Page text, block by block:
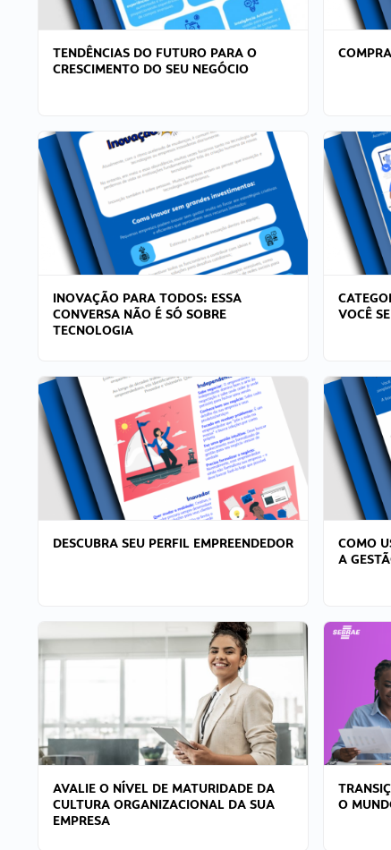
TENDÊNCIAS DO FUTURO PARA O
CRESCIMENTO DO SEU NEGÓCIO
INOVAÇÃO PARA TODOS: ESSA
CONVERSA NÃO É SÓ SOBRE
TECNOLOGIA
VOCÊ
DESCUBRA SEU PERFIL EMPREENDEDOR
COMO
A
AVALIE O NÍVEL DE MATURIDADE DA
CULTURA ORGANIZACIONAL DA SUA
EMPRESA
O